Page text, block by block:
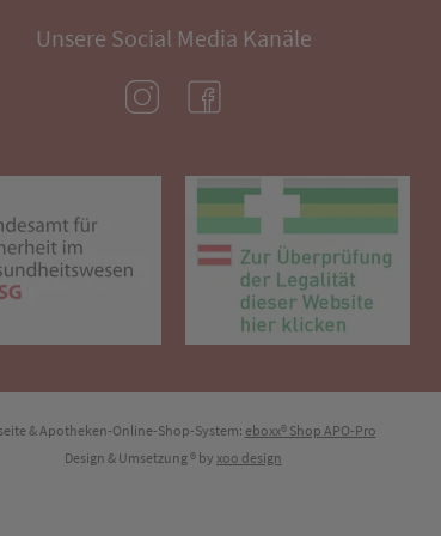
Unsere Social Media Kanäle
(öffnet in neuem Tab)
(öffnet in neuem Tab)
& Apotheken-Online-Shop-System: eboxx® Shop APO-Pro
Design & Umsetzung® by xoo design